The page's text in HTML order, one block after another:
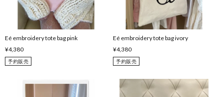
Eé embroidery tote bag pink
¥4,380
予約販売
Eé embroidery tote bag ivory
¥4,380
予約販売